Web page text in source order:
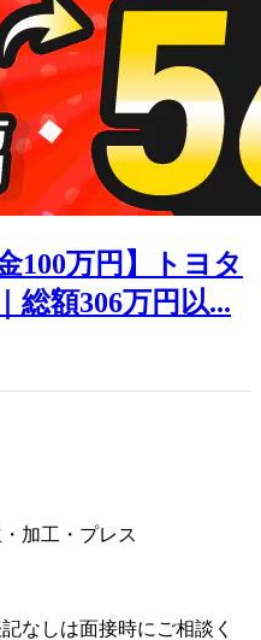
100万円】トヨタ
総額306万円以...
加工・プレス
なしは面接時にご相談く